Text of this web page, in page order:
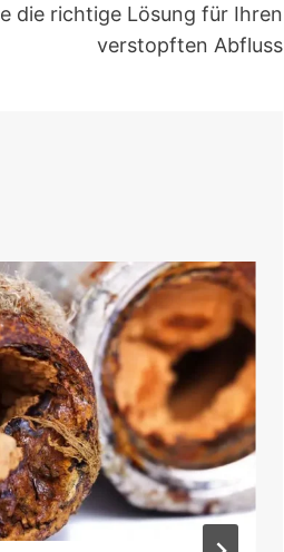
die richtige Lösung für Ihren
verstopften Abfluss